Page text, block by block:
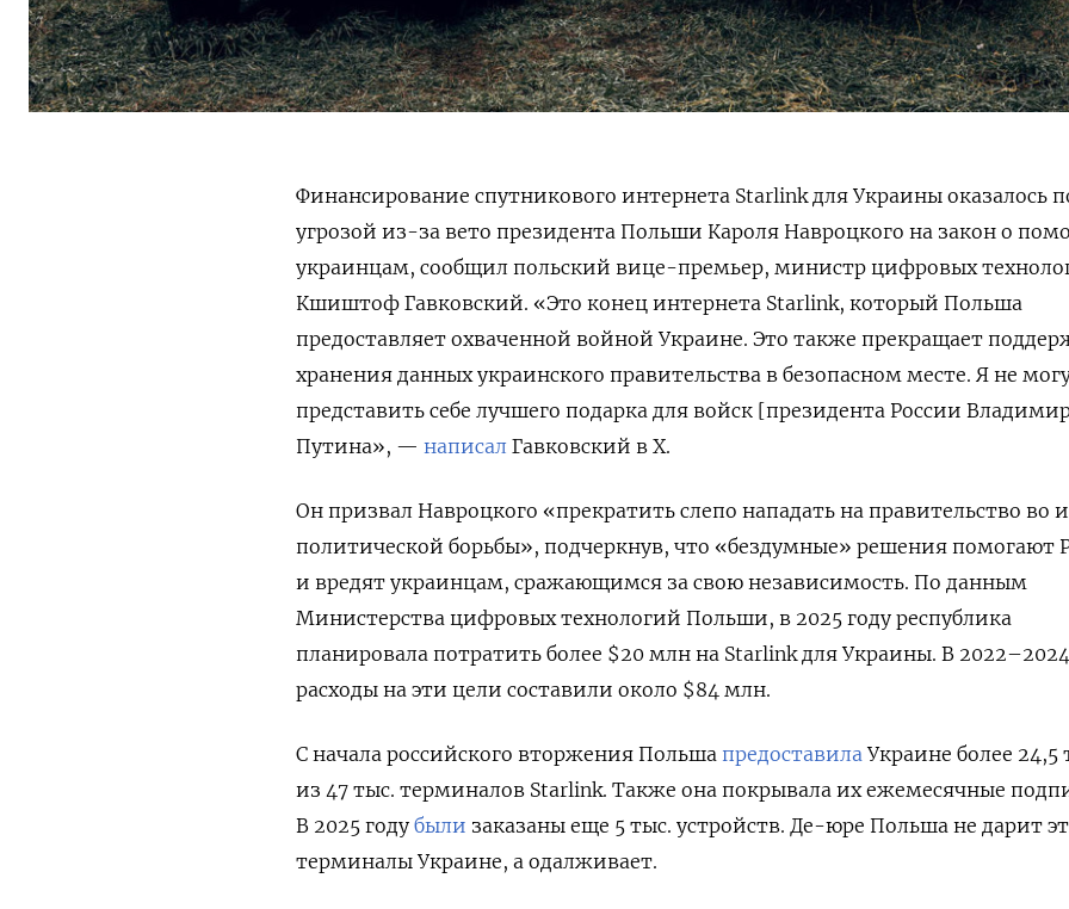
Финансирование спутникового интернета Starlink для Украины оказалось
угрозой из-за вето президента Польши Кароля Навроцкого на закон о
украинцам, сообщил польский вице-премьер, министр цифровых
Кшиштоф Гавковский. «Это конец интернета Starlink, который Польша
предоставляет охваченной войной Украине. Это также прекращает
хранения данных украинского правительства в безопасном месте. Я не
представить себе лучшего подарка для войск [президента России
Путина», — написал Гавковский в X.
Он призвал Навроцкого «прекратить слепо нападать на правительство во
политической борьбы», подчеркнув, что «бездумные» решения помогают
и вредят украинцам, сражающимся за свою независимость. По данным
Министерства цифровых технологий Польши, в 2025 году республика
планировала потратить более $20 млн на Starlink для Украины. В
расходы на эти цели составили около $84 млн.
С начала российского вторжения Польша предоставила Украине более 24,5
из 47 тыс. терминалов Starlink. Также она покрывала их ежемесячные
В 2025 году были заказаны еще 5 тыс. устройств. Де-юре Польша не дарит
терминалы Украине, а одалживает.